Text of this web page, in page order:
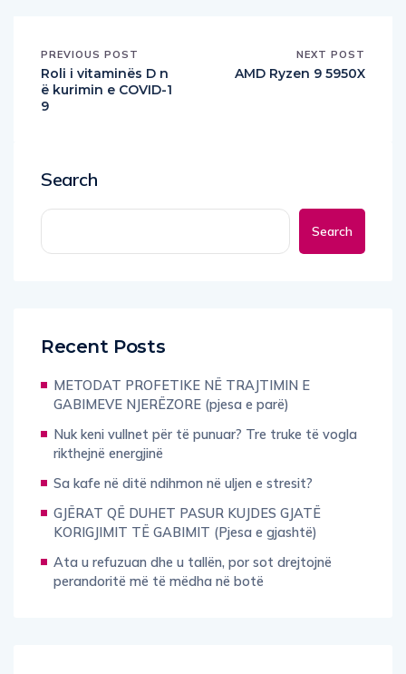
PREVIOUS POST
Roli i vitaminës D n
ë kurimin e COVID-1
9
NEXT POST
AMD Ryzen 9 5950X
Search
Search
Recent Posts
METODAT PROFETIKE NË TRAJTIMIN E
GABIMEVE NJERËZORE (pjesa e parë)
Nuk keni vullnet për të punuar? Tre truke të vogla
rikthejnë energjinë
Sa kafe në ditë ndihmon në uljen e stresit?
GJËRAT QË DUHET PASUR KUJDES GJATË
KORIGJIMIT TË GABIMIT (Pjesa e gjashtë)
Ata u refuzuan dhe u tallën, por sot drejtojnë
perandoritë më të mëdha në botë